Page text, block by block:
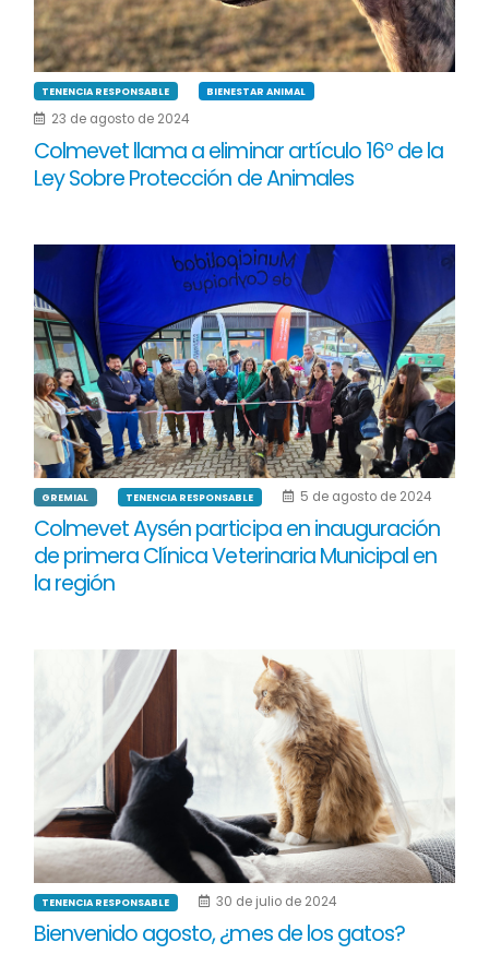
TENENCIA RESPONSABLE BIENESTAR ANIMAL
23 de agosto de 2024
Colmevet llama a eliminar artículo 16º de la
Ley Sobre Protección de Animales
GREMIAL TENENCIA RESPONSABLE 5 de agosto de 2024
Colmevet Aysén participa en inauguración
de primera Clínica Veterinaria Municipal en
la región
TENENCIA RESPONSABLE 30 de julio de 2024
Bienvenido agosto, ¿mes de los gatos?